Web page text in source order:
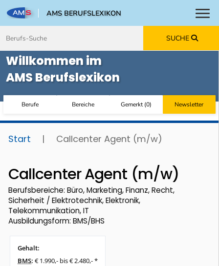
AMS BERUFSLEXIKON
SUCHE
Willkommen im
AMS Berufslexikon
Berufe Bereiche Gemerkt(0) Newsletter
Start | Callcenter Agent (m/w)
Callcenter Agent (m/w)
Berufsbereiche: Büro, Marketing, Finanz, Recht,
Sicherheit / Elektrotechnik, Elektronik,
Telekommunikation, IT
Ausbildungsform: BMS/BHS
Gehalt:
BMS: € 1.990,- bis € 2.480,- *